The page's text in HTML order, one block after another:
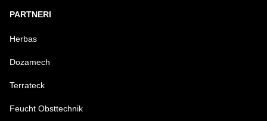
PARTNERI
Herbas
Dozamech
Terrateck
Feucht Obsttechnik